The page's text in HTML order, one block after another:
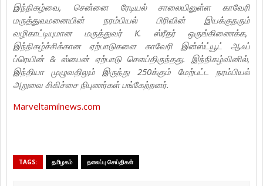
இந்நிகழ்வை, சென்னை ரேடியல் சாலையிலுள்ள காவேரி
மருத்துவமனையின் நரம்பியல் பிரிவின் இயக்குநரும்
வழிகாட்டியுமான மருத்துவர் K. ஸ்ரீதர் ஒருங்கிணைக்க,
இந்நிகழ்ச்சிக்கான ஏற்பாடுகளை காவேரி இன்ஸ்ட்யூட் ஆஃப்
ப்ரெயின் & ஸ்பைன் ஏற்பாடு செஎய்திருந்தது. இந்நிகழ்வினில்,
இந்தியா முழுவதிலும் இருந்து 250க்கும் மேற்பட்ட நரம்பியல்
அறுவை சிகிச்சை நிபுணர்கள் பங்கேற்றனர்.
Marveltamilnews.com
TAGS: தமிழகம் தலைப்பு செய்திகள்